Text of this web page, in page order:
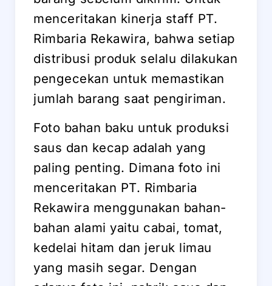
menceritakan kinerja staff PT.
Rimbaria Rekawira, bahwa setiap
distribusi produk selalu dilakukan
pengecekan untuk memastikan
jumlah barang saat pengiriman.
Foto bahan baku untuk produksi
saus dan kecap adalah yang
paling penting. Dimana foto ini
menceritakan PT. Rimbaria
Rekawira menggunakan bahan-
bahan alami yaitu cabai, tomat,
kedelai hitam dan jeruk limau
yang masih segar. Dengan